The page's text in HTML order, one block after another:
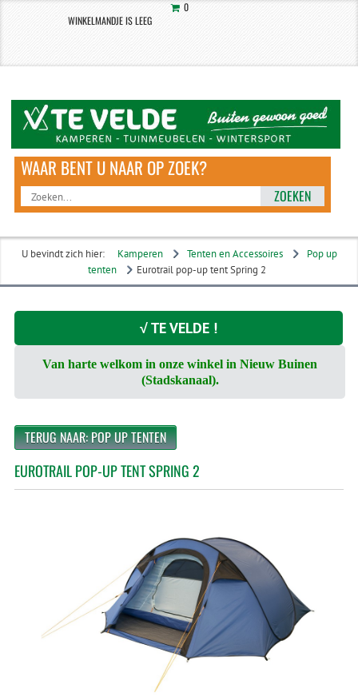
0
WINKELMANDJE IS LEEG
ZOEKEN
U bevindt zich hier: Kamperen Tenten en Accessoires
Pop up
tenten
Eurotrail pop-up tent Spring 2
√ TE VELDE !
Van harte welkom in onze winkel in Nieuw Buinen
(Stadskanaal).
TERUG NAAR: POP UP TENTEN
EUROTRAIL POP-UP TENT SPRING 2